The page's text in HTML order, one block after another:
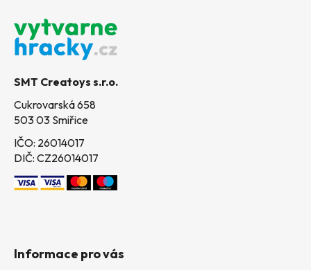
SMT Creatoys s.r.o.
Cukrovarská 658
503 03 Smiřice
IČO: 26014017
DIČ: CZ26014017
Informace pro vás